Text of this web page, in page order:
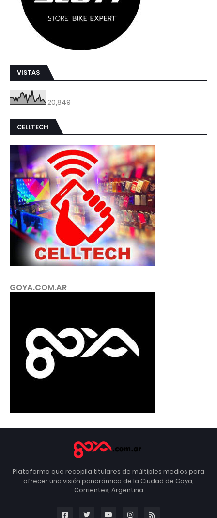
VISTAS
20,849
CELLTECH
GOYA.COM.AR
Plataforma que recopila titulares de múltiples medios para
ofrecer una visión panorámica de la Ciudad de Goya,
Corrientes, Argentina